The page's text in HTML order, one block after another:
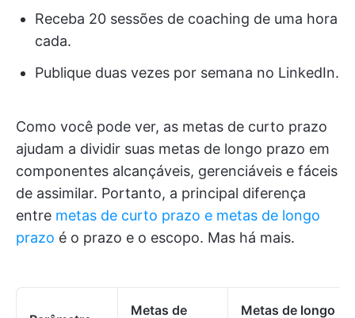
Receba 20 sessões de coaching de uma hora
cada.
Publique duas vezes por semana no LinkedIn.
Como você pode ver, as metas de curto prazo
ajudam a dividir suas metas de longo prazo em
componentes alcançáveis, gerenciáveis e fáceis
de assimilar. Portanto, a principal diferença
entre metas de curto prazo e metas de longo
prazo é o prazo e o escopo. Mas há mais.
Metas de Metas de longo